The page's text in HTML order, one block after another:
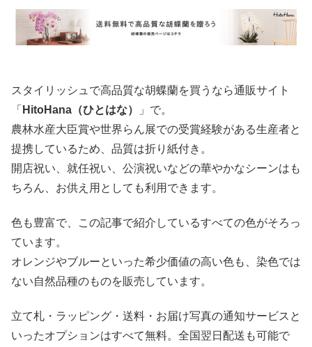
スタイリッシュで高品質な胡蝶蘭を買うなら通販サイト
「 HitoHana（ひとはな）
」で。
農林水産大臣賞や世界らん展での受賞経験がある生産者と
提携しているため、品質は折り紙付き。
開店祝い、就任祝い、公演祝いなどの華やかなシーンはも
ちろん、お供え用としても利用できます。
色も豊富で、この記事で紹介しているすべての色がそろっ
ています。
オレンジやブルーといった希少価値の高い色も、染色では
ない自然品種のものを販売しています。
立て札・ラッピング・送料・お届け写真の通知サービスと
いったオプションはすべて無料。全国翌日配送も可能で